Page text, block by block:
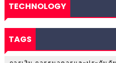
TECHNOLOGY
TAGS